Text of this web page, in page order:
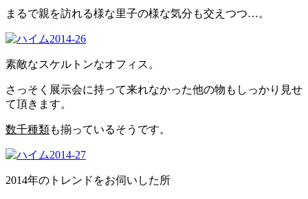
まるで親を訪れる様な里子の様な気分も交えつつ…。
素敵なスケルトンなオフィス 。
さっそく展示会に持って来れなかった他の物もしっかり見せ
て頂きます。
数千種類も揃っているそうです。
2014年のトレンドをお伺いした所